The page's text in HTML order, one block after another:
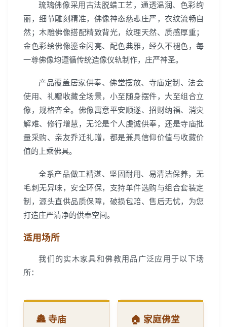
琉璃佛像采用古法脱蜡工艺，通透温润、色彩绚
丽，细节雕刻精准，佛像神态慈悲庄严，衣纹流畅自
然；木雕佛像搭配精致背光，纹理天然、质感厚重；
金色彩绘佛像鎏金闪亮、配色典雅，经久不褪色，每
一尊佛像均遵循传统造像仪轨制作，庄严神圣。
产品覆盖居家供奉、佛堂摆放、寺庙定制、法会
使用、礼赠收藏全场景，小至随身摆件，大至组合立
像，规格齐全。佛像寓意平安顺遂、招财纳福、消灾
解难、修行增慧，无论是个人虔诚供奉，还是寺庙批
量采购、亲友乔迁礼赠，都是兼具信仰价值与收藏价
值的上乘佛具。
全系产品做工精湛、坚固耐用、易清洁保养，无
毛刺无异味，安全环保，支持单件选购与组合套装定
制，源头直供品质保障，破损包赔、售后无忧，为您
打造庄严清净的供奉空间。
适用场所
我们的实木家具和佛教用品广泛应用于以下场
所：
🏯 寺庙 🏠 家庭佛堂